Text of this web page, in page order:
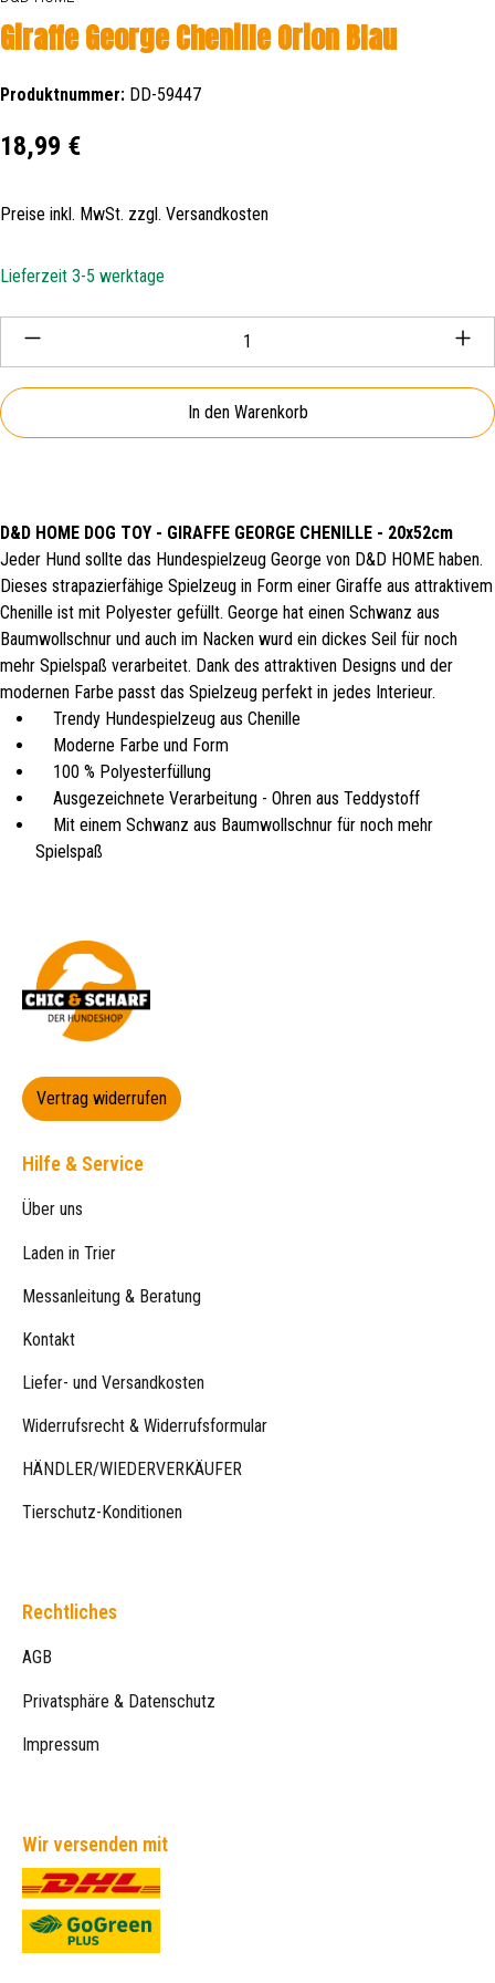
Giraffe George Chenille Orion Blau
Produktnummer: DD-59447
Regulärer Preis:
18,99 €
Preise inkl. MwSt. zzgl. Versandkosten
Lieferzeit 3-5 werktage
Produkt Anzahl: Gib den gewünschten Wert ein oder
In den Warenkorb
D&D HOME DOG TOY - GIRAFFE GEORGE CHENILLE - 20x52cm
Jeder Hund sollte das Hundespielzeug George von D&D HOME haben.
Dieses strapazierfähige Spielzeug in Form einer Giraffe aus attraktivem
Chenille ist mit Polyester gefüllt. George hat einen Schwanz aus
Baumwollschnur und auch im Nacken wurd ein dickes Seil für noch
mehr Spielspaß verarbeitet. Dank des attraktiven Designs und der
modernen Farbe passt das Spielzeug perfekt in jedes Interieur.
Trendy Hundespielzeug aus Chenille
Moderne Farbe und Form
100 % Polyesterfüllung
Ausgezeichnete Verarbeitung - Ohren aus Teddystoff
Mit einem Schwanz aus Baumwollschnur für noch mehr
Spielspaß
Vertrag widerrufen
Hilfe & Service
Über uns
Laden in Trier
Messanleitung & Beratung
Kontakt
Liefer- und Versandkosten
Widerrufsrecht & Widerrufsformular
HÄNDLER/WIEDERVERKÄUFER
Tierschutz-Konditionen
Rechtliches
AGB
Privatsphäre & Datenschutz
Impressum
Wir versenden mit